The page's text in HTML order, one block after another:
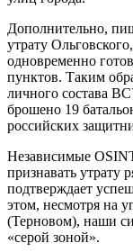
Дополнительно,
утрату
одновременно
пунктов. Таким
личного состава
брошено 19
российских
Независимые
признавать утрату
подтверждает
этом, несмотря на
(Терновом), наши
«серой зоной».